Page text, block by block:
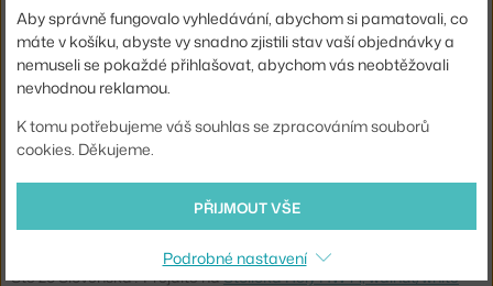
Područky:
bez područek
Barva:
bílá
Materiál:
ořechové dřevo, plast
Sedák:
plast
Podnož:
dřevo
Typ:
Jídelní židle
Ste zo Slovenska? Prejdite naStolička Rely HW71, walnut/white
Aby správně fungovalo vyhledávání, abychom si pamatovali, co
máte v košíku, abyste vy snadno zjistili stav vaší objednávky a
nemuseli se pokaždé přihlašovat, abychom vás neobtěžovali
nevhodnou reklamou.
K tomu potřebujeme váš souhlas se zpracováním souborů
cookies. Děkujeme.
PŘIJMOUT VŠE
Podrobné nastavení